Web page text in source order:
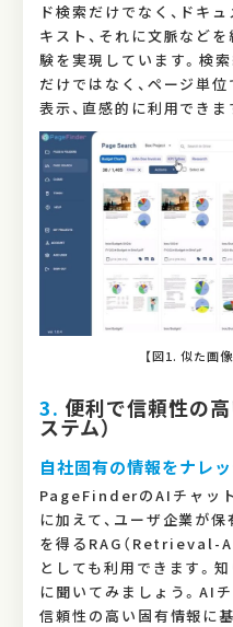
ド検索だけでなく、ドキ
キスト、それに文脈など
験を実現しています。検
だけではなく、ページ単
表示、直感的に利用できま
【図1. 似た画
3. 便利で信頼性の
ステム）
自社固有の情報をナレ
PageFinderのAIチャット
に加えて、ユーザ企業が
を得るRAG（
としても利用できます。
に聞いてみましょう。AI
信頼性の高い固有情報に